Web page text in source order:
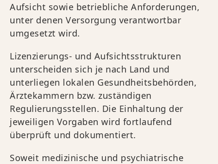
Aufsicht sowie betriebliche Anforderungen,
unter denen Versorgung verantwortbar
umgesetzt wird.
Lizenzierungs- und Aufsichtsstrukturen
unterscheiden sich je nach Land und
unterliegen lokalen Gesundheitsbehörden,
Ärztekammern bzw. zuständigen
Regulierungsstellen. Die Einhaltung der
jeweiligen Vorgaben wird fortlaufend
überprüft und dokumentiert.
Soweit medizinische und psychiatrische